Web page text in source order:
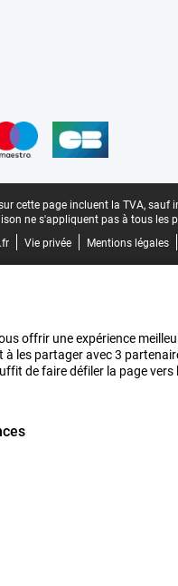
cette page incluent la TVA, sauf
ne s'appliquent pas à tous les
Vie privée Mentions légales
offrir une expérience
les partager avec 3
de faire défiler la page vers